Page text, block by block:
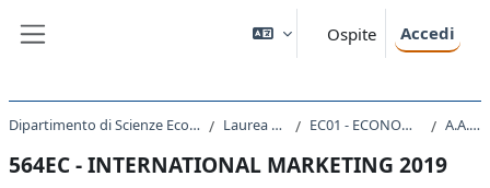
Ospite Accedi
Dipartimento di Scienze Economiche, Aziendali, Matematiche e Statistiche Laurea triennale (DM270) EC01 - ECONOMIA E GESTIONE AZIENDALE A.A. 2019 - 2020
564EC - INTERNATIONAL MARKETING 2019